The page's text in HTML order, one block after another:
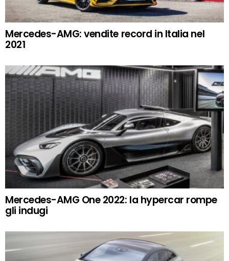
Mercedes-AMG: vendite record in Italia nel
2021
Mercedes-AMG One 2022: la hypercar rompe
gli indugi